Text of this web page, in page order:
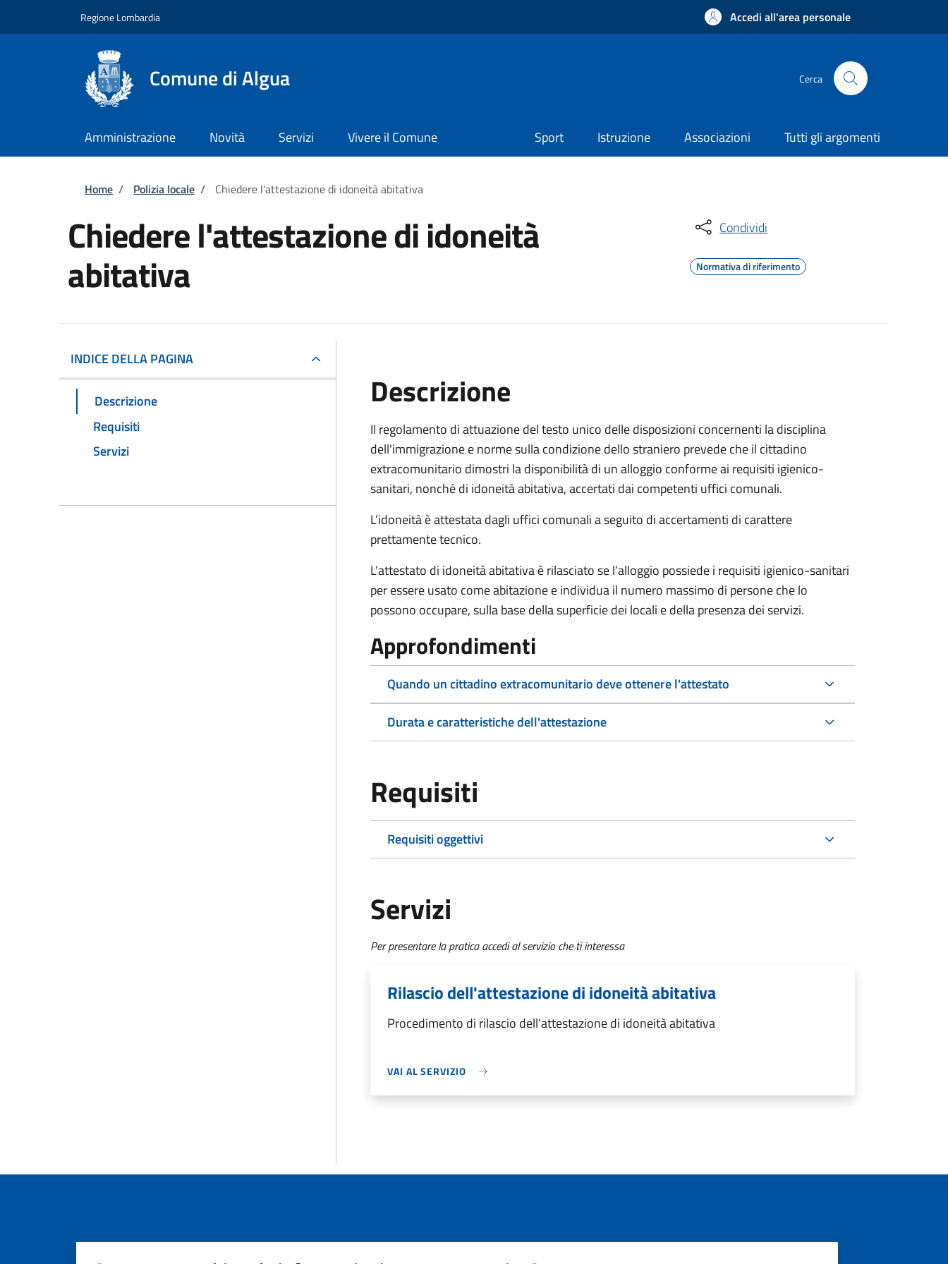
Regione Lombardia Accedi all'area personale
Comune di Algua Cerca
Amministrazione Novità Servizi Vivere il Comune Sport Istruzione Associazioni Tutti gli argomenti
Briciole di pane
Home / Polizia locale / Chiedere l'attestazione di idoneità abitativa
Chiedere l'attestazione di idoneità
abitativa
Condividi
Normativa di riferimento
INDICE DELLA PAGINA
Descrizione
Requisiti
Servizi
Descrizione
Il regolamento di attuazione del testo unico delle disposizioni concernenti la disciplina
dell'immigrazione e norme sulla condizione dello straniero prevede che il cittadino
extracomunitario dimostri la disponibilità di un alloggio conforme ai requisiti igienico-
sanitari, nonché di idoneità abitativa, accertati dai competenti uffici comunali.
L’idoneità è attestata dagli uffici comunali a seguito di accertamenti di carattere
prettamente tecnico.
L’attestato di idoneità abitativa è rilasciato se l’alloggio possiede i requisiti igienico-sanitari
per essere usato come abitazione e individua il numero massimo di persone che lo
possono occupare, sulla base della superficie dei locali e della presenza dei servizi.
Approfondimenti
Quando un cittadino extracomunitario deve ottenere l'attestato
Durata e caratteristiche dell'attestazione
Requisiti
Requisiti oggettivi
Servizi
Per presentare la pratica accedi al servizio che ti interessa
Rilascio dell'attestazione di idoneità abitativa
Procedimento di rilascio dell'attestazione di idoneità abitativa
VAI AL SERVIZIO